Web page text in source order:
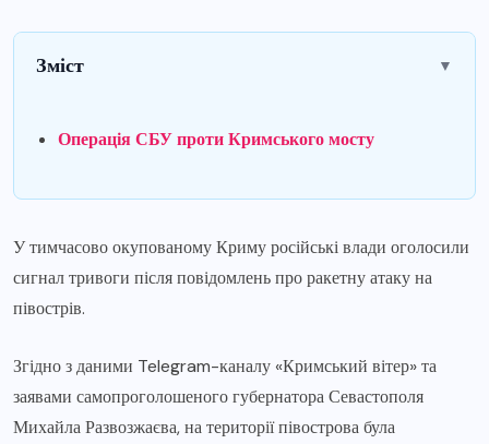
Зміст ▼
Операція СБУ проти Кримського мосту
У тимчасово окупованому Криму російські влади оголосили
сигнал тривоги після повідомлень про ракетну атаку на
півострів.
Згідно з даними Telegram-каналу «Кримський вітер» та
заявами самопроголошеного губернатора Севастополя
Михайла Развозжаєва, на території півострова була